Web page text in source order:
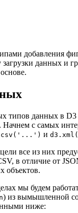
добавления
загрузки данных и
типов данных в D3
с самых
и
все из них
в отличие от
объектов.
мы будем
) из вымышленной
ниже: